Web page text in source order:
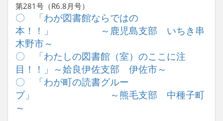
第281号（R6.8月号）
〇 「わが図書館ならではの
本！！」 ～鹿児島支部 いちき串
木野市～
〇 「わたしの図書館（室）のここに注
目！！」～姶良伊佐支部 伊佐市～
〇 「わが町の読書グルー
プ」 ～熊毛支部 中種子町
～